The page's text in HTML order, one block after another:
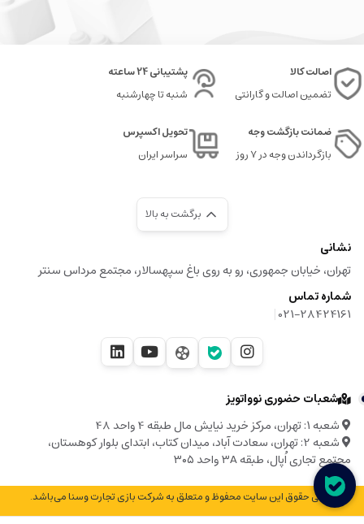
اصالت کالا
تضمین اصالت و گارانتی
پشتیبانی 24 ساعته
شنبه تا چهارشنبه
ضمانت بازگشت وجه
بازگرداندن وجه در ۷ روز
تحویل اکسپرس
سراسر ایران
برگشت به بالا
نشانی
تهران، خیابان جمهوری، رو به روی باغ سپهسالار، مجتمع مرداس سنتر
شماره تماس
021-28424161
|
شعبات حضوری نوواتویز
شعبه ۱: تهران، مرکز خرید نیایش مال طبقه 4 واحد 48
شعبه 2: تهران، سعادت آباد، میدان کتاب، ابتدای بلوار کوهستان،
مجتمع تجاری اُپال، طبقه ۳A واحد ۳۰۵
© تمامی حقوق این سایت محفوظ و متعلق به شرکت بازی تجارت وسنا می‌باشد.